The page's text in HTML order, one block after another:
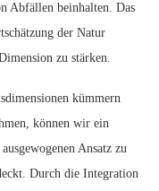
Abfällen beinhalten. Das
der Natur
zu stärken.
kümmern
können wir ein
Ansatz zu
Durch die Integration